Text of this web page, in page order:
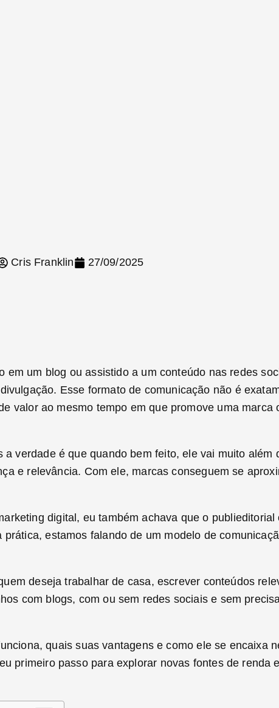
Cris Franklin 27/09/2025
em um blog ou assistido a um conteúdo nas redes
Esse formato de comunicação não é
valor ao mesmo tempo em que promove uma marca
verdade é que quando bem feito, ele vai muito além
e relevância. Com ele, marcas conseguem se
digital, eu também achava que o publieditorial
estamos falando de um modelo de
deseja trabalhar de casa, escrever conteúdos
com blogs, com ou sem redes sociais e sem
quais suas vantagens e como ele se encaixa
primeiro passo para explorar novas fontes de renda